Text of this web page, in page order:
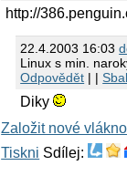
http://
22.4.2003 16:03
Linux s min.
Odpovědět | |
Diky
Založit nové vlákno
Tiskni Sdílej: